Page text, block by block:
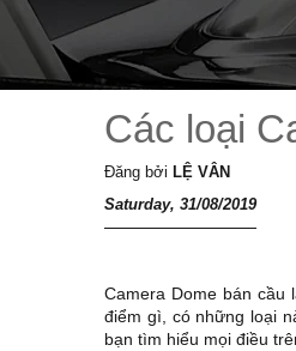
Các loại
Đăng bởi LỆ VÂN
Saturday, 31/08/2019
Camera Dome bán
điểm gì, có những loại
bạn tìm hiểu mọi điều